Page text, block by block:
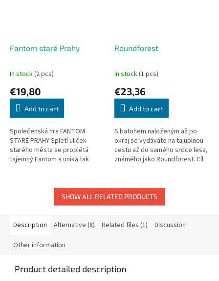
Fantom staré Prahy
In stock(2 pcs)
€19,80
Add to cart
Společenská hra FANTOM
STARÉ PRAHY Spletí uliček
starého města se proplétá
tajemný Fantom a uniká tak
Roundforest
In stock(1 pcs)
€23,36
Add to cart
S batohem naloženým až po
okraj se vydáváte na tajuplnou
cestu až do samého srdce lesa,
známého jako Roundforest. Cíl
SHOW ALL RELATED PRODUCTS
Description Alternative (8) Related files (1) Discussion
Other information
Product detailed description